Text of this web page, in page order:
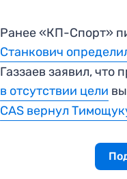
Ранее «КП-Спорт»
Станкович
Газзаев заявил,
в отсутствии цели
CAS вернул